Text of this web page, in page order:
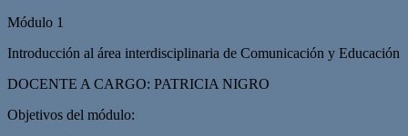
Módulo 1
Introducción al área interdisciplinaria de Comunicación y Educación
DOCENTE A CARGO: PATRICIA NIGRO
Objetivos del módulo: